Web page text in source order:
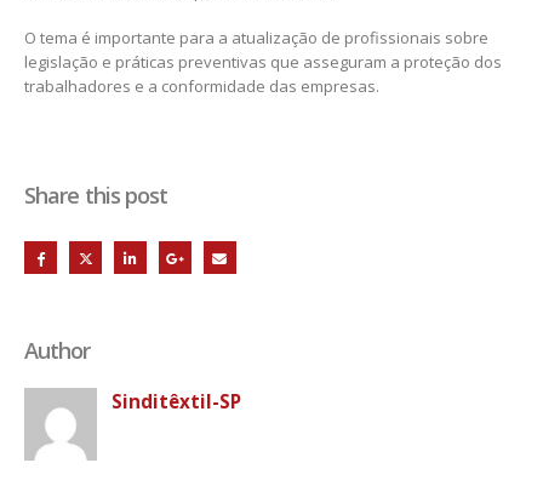
O tema é importante para a atualização de profissionais sobre
legislação e práticas preventivas que asseguram a proteção dos
trabalhadores e a conformidade das empresas.
Share this post
Author
Sinditêxtil-SP